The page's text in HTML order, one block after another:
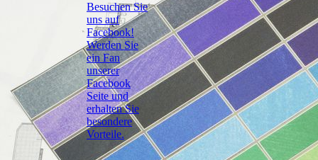
Besuchen Sie
uns auf
Facebook!
Werden Sie
ein Fan
unserer
Facebook
Seite und
erhalten Sie
besondere
Vorteile.